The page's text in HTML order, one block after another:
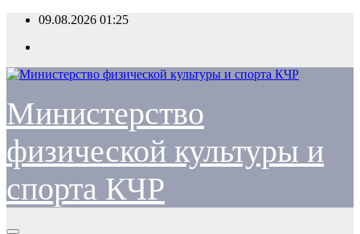
Перейти
содержимому
09.08.2026 01:25
Министерство
физической культуры и
спорта КЧР